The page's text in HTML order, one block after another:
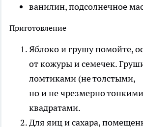
ванилин, подсолнечное
Приготовление
Яблоко и грушу помойте,
от кожуры и семечек.
ломтиками (не толстыми,
но и не чрезмерно
квадратами.
Для яиц и сахара,